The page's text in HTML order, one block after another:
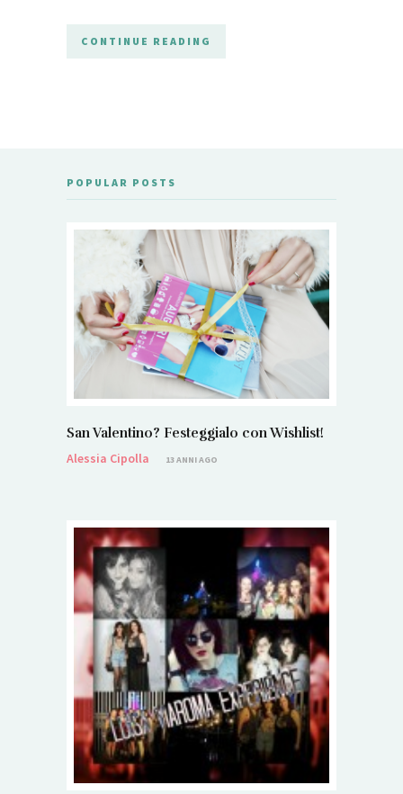
CONTINUE READING
POPULAR POSTS
San Valentino? Festeggialo con Wishlist!
Alessia Cipolla
13 ANNI AGO